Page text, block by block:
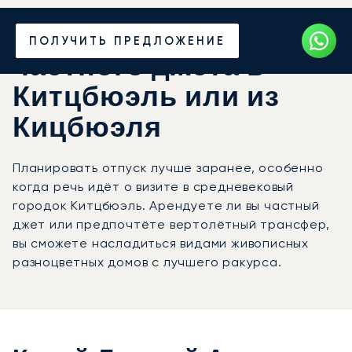
ПОЛУЧИТЬ ПРЕДЛОЖЕНИЕ
Закажите аренду
частного джета в
Китцбюэль или из
Кицбюэля
Планировать отпуск лучше заранее, особенно
когда речь идёт о визите в средневековый
городок Китцбюэль. Арендуете ли вы частный
джет или предпочтёте вертолётный трансфер,
вы сможете насладиться видами живописных
разноцветных домов с лучшего ракурса.